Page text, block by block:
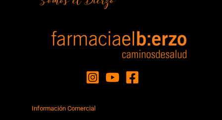
Información Comercial